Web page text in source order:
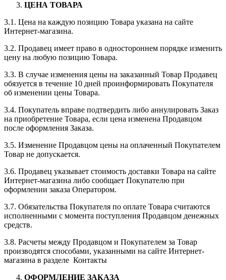
ЦЕНА ТОВАРА
3.1. Цена на каждую позицию Товара указана на сайте
Интернет-магазина.
3.2. Продавец имеет право в одностороннем порядке изменить
цену на любую позицию Товара.
3.3. В случае изменения цены на заказанный Товар Продавец
обязуется в течение 10 дней проинформировать Покупателя
об изменении цены Товара.
3.4. Покупатель вправе подтвердить либо аннулировать Заказ
на приобретение Товара, если цена изменена Продавцом
после оформления Заказа.
3.5. Изменение Продавцом цены на оплаченный Покупателем
Товар не допускается.
3.6. Продавец указывает стоимость доставки Товара на сайте
Интернет-магазина либо сообщает Покупателю при
оформлении заказа Оператором.
3.7. Обязательства Покупателя по оплате Товара считаются
исполненными с момента поступления Продавцом денежных
средств.
3.8. Расчеты между Продавцом и Покупателем за Товар
производятся способами, указанными на сайте Интернет-
магазина в разделе Контакты
ОФОРМЛЕНИЕ ЗАКАЗА